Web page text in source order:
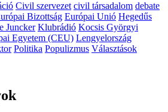
Civil szervezet civil társadalom debate
Bizottság Európai Unió Hegedűs
Juncker Klubrádió Kocsis Györgyi
Egyetem (CEU) Lengyelország
Politika Populizmus Választások